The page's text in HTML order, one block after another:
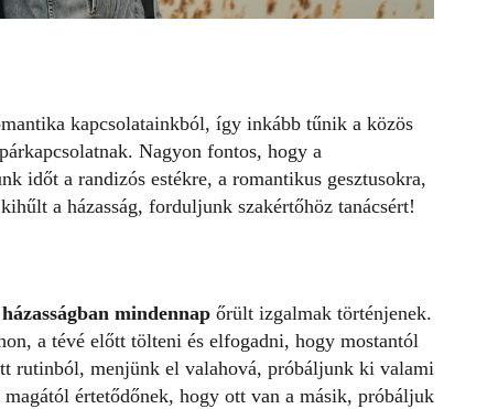
kapcsolatainkból, így inkább tűnik a közös
Nagyon fontos, hogy a
időt a randizós estékre, a romantikus gesztusokra,
a házasság, forduljunk szakértőhöz tanácsért!
mindennap őrült izgalmak történjenek.
a tévé előtt tölteni és elfogadni, hogy mostantól
rutinból, menjünk el valahová, próbáljunk ki valami
értetődőnek, hogy ott van a másik, próbáljuk